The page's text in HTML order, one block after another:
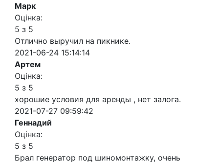
Марк
Оцінка:
5 з 5
Отлично выручил на пикнике.
2021-06-24 15:14:14
Артем
Оцінка:
5 з 5
хорошие условия для аренды , нет залога.
2021-07-27 09:59:42
Геннадий
Оцінка:
5 з 5
Брал генератор под шиномонтажку, очень